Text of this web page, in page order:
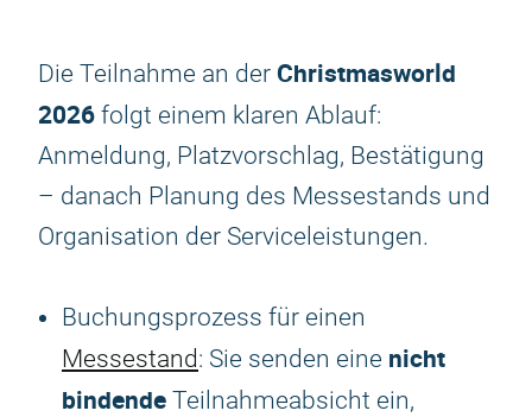
Die Teilnahme an der Christmasworld
2026 folgt einem klaren Ablauf:
Anmeldung, Platzvorschlag, Bestätigung
– danach Planung des Messestands und
Organisation der Serviceleistungen.
Buchungsprozess für einen
Messestand: Sie senden eine nicht
bindende Teilnahmeabsicht ein,